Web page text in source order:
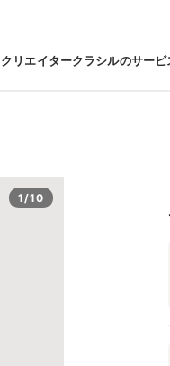
クリエイタークラシルのサービ
1/10